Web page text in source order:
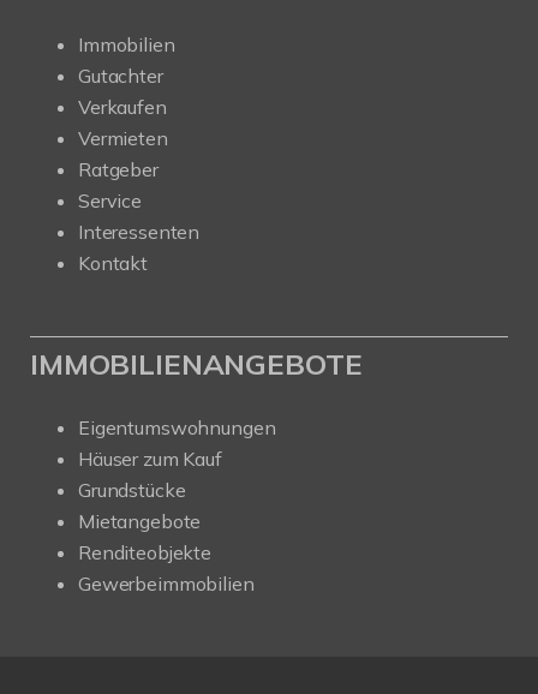
Immobilien
Gutachter
Verkaufen
Vermieten
Ratgeber
Service
Interessenten
Kontakt
IMMOBILIENANGEBOTE
Eigentumswohnungen
Häuser zum Kauf
Grundstücke
Mietangebote
Renditeobjekte
Gewerbeimmobilien